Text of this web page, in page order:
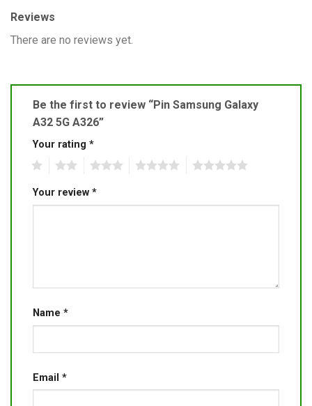
Reviews
There are no reviews yet.
Be the first to review “Pin Samsung Galaxy
A32 5G A326”
Your rating *
Your review *
Name *
Email *